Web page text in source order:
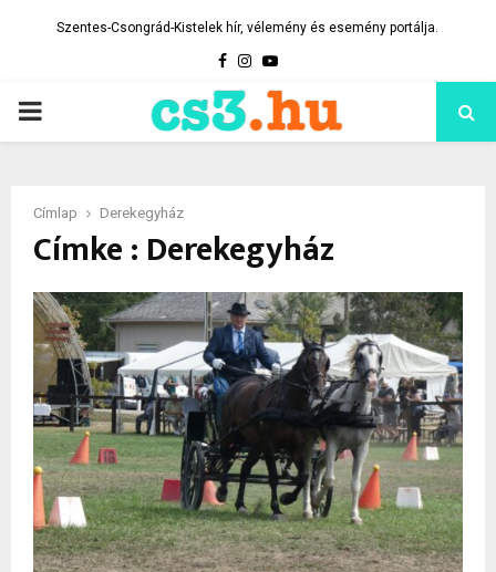
Szentes-Csongrád-Kistelek hír, vélemény és esemény portálja.
Facebook
Instagram
Youtube
PRIMARY
Címlap Derekegyház
Címke : Derekegyház